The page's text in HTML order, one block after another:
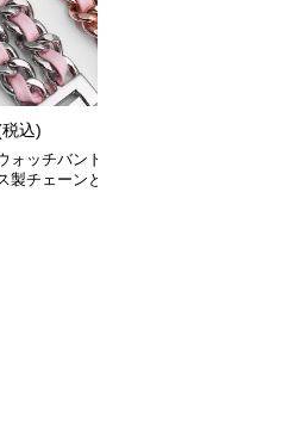
込)
ォッチバンド
製チェーンと